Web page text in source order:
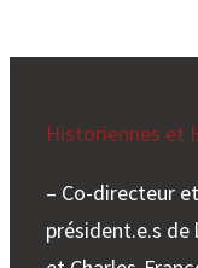
Historiennes et
– Co-directeur
président.e.s de